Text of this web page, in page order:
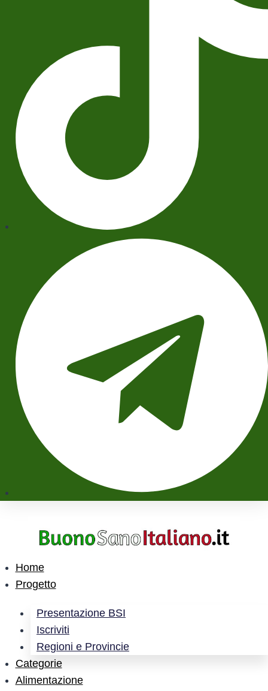
Home
Progetto
Presentazione BSI
Iscriviti
Regioni e Provincie
Categorie
Alimentazione